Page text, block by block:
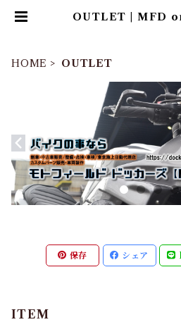
OUTLET | MFD
HOME OUTLET
保存 シェア
ITEM